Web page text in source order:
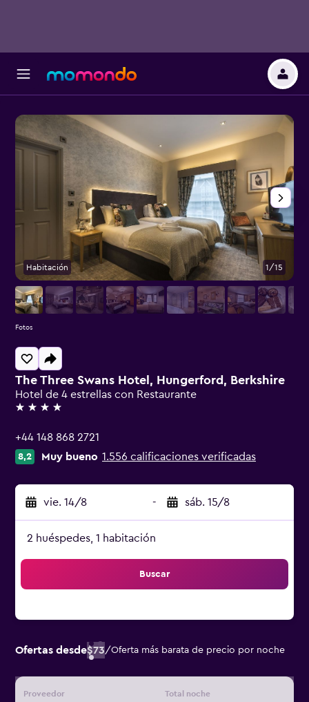
The Three Swans Hotel, Hungerford, Berkshire
Hotel de 4 estrellas con Restaurante
4 estrellas
+44 148 868 2721
8,2 Muy bueno 1.556 calificaciones verificadas
vie. 14/8 - sáb. 15/8
2 huéspedes, 1 habitación
Buscar
Ofertas desde$73/Oferta más barata de precio por noche
Proveedor Total noche
Habitación 1/15
Fotos